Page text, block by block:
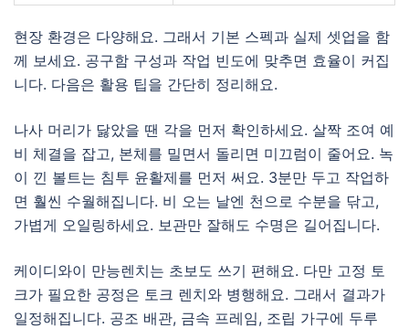
현장 환경은 다양해요. 그래서 기본 스펙과 실제 셋업을 함
께 보세요. 공구함 구성과 작업 빈도에 맞추면 효율이 커집
니다. 다음은 활용 팁을 간단히 정리해요.
나사 머리가 닳았을 땐 각을 먼저 확인하세요. 살짝 조여 예
비 체결을 잡고, 본체를 밀면서 돌리면 미끄럼이 줄어요. 녹
이 낀 볼트는 침투 윤활제를 먼저 써요. 3분만 두고 작업하
면 훨씬 수월해집니다. 비 오는 날엔 천으로 수분을 닦고,
가볍게 오일링하세요. 보관만 잘해도 수명은 길어집니다.
케이디와이 만능렌치는 초보도 쓰기 편해요. 다만 고정 토
크가 필요한 공정은 토크 렌치와 병행해요. 그래서 결과가
일정해집니다. 공조 배관, 금속 프레임, 조립 가구에 두루